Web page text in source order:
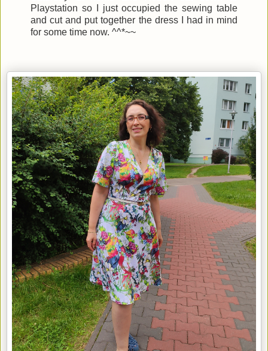
Playstation so I just occupied the sewing table
and cut and put together the dress I had in mind
for some time now. ^^*~~